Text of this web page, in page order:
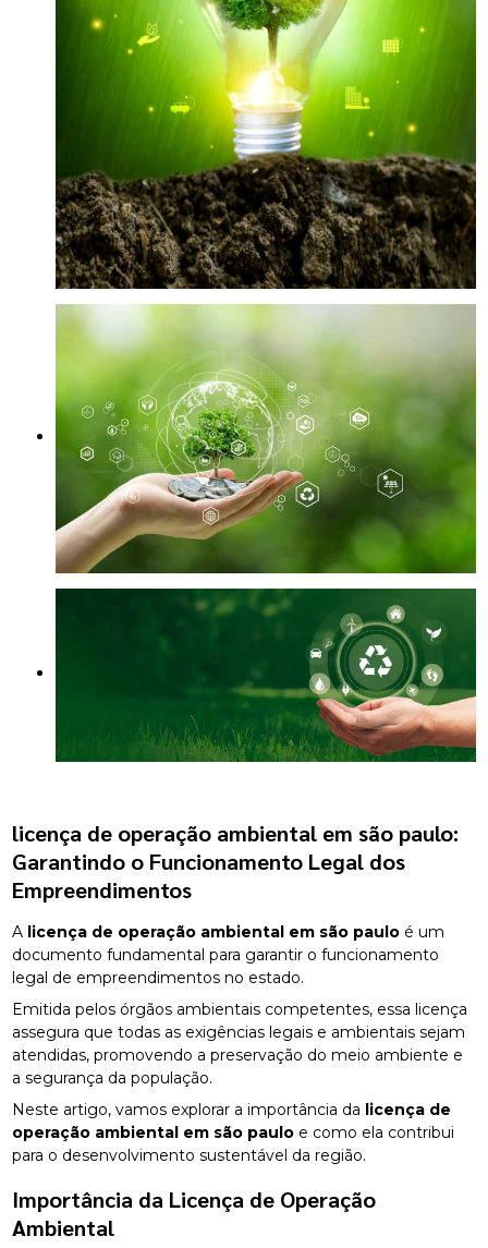
licença de operação ambiental em são paulo:
Garantindo o Funcionamento Legal dos
Empreendimentos
A licença de operação ambiental em são paulo é um
documento fundamental para garantir o funcionamento
legal de empreendimentos no estado.
Emitida pelos órgãos ambientais competentes, essa licença
assegura que todas as exigências legais e ambientais sejam
atendidas, promovendo a preservação do meio ambiente e
a segurança da população.
Neste artigo, vamos explorar a importância da licença de
operação ambiental em são paulo e como ela contribui
para o desenvolvimento sustentável da região.
Importância da Licença de Operação
Ambiental